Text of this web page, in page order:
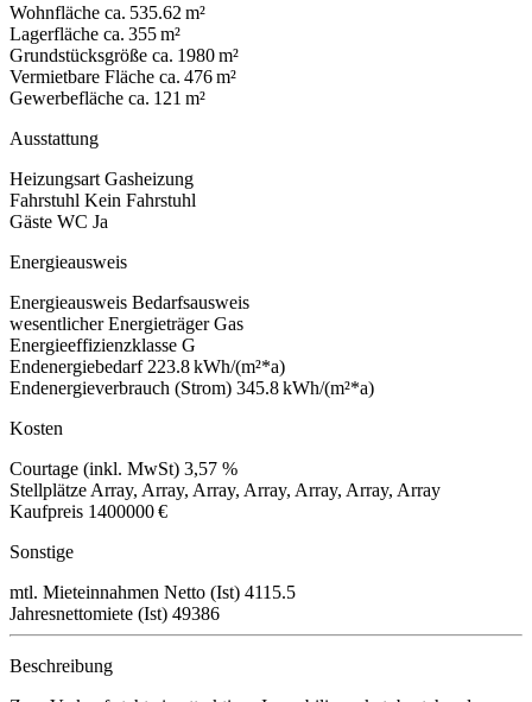
Wohnfläche ca. 535.62 m²
Lagerfläche ca. 355 m²
Grundstücksgröße ca. 1980 m²
Vermietbare Fläche ca. 476 m²
Gewerbefläche ca. 121 m²
Ausstattung
Heizungsart Gasheizung
Fahrstuhl Kein Fahrstuhl
Gäste WC Ja
Energieausweis
Energieausweis Bedarfsausweis
wesentlicher Energieträger Gas
Energieeffizienzklasse G
Endenergiebedarf 223.8 kWh/(m²*a)
Endenergieverbrauch (Strom) 345.8 kWh/(m²*a)
Kosten
Courtage (inkl. MwSt) 3,57 %
Stellplätze Array, Array, Array, Array, Array, Array, Array
Kaufpreis 1400000 €
Sonstige
mtl. Mieteinnahmen Netto (Ist) 4115.5
Jahresnettomiete (Ist) 49386
Beschreibung